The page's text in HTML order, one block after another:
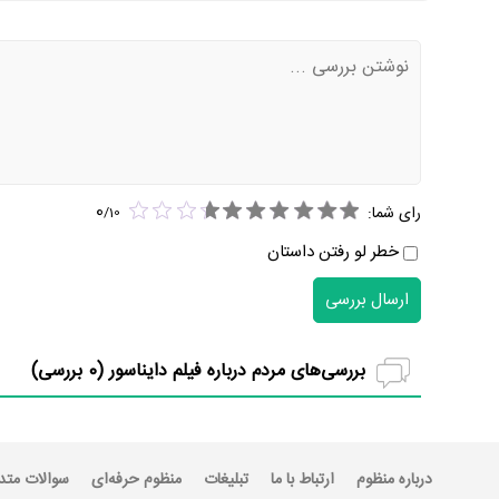
رای شما: 0/10
خطر لو رفتن داستان
ارسال بررسی
بررسی‌های مردم درباره فیلم دایناسور (0 بررسی)
درباره منظوم ارتباط با ما تبلیغات منظوم حرفه‌ای سوالات